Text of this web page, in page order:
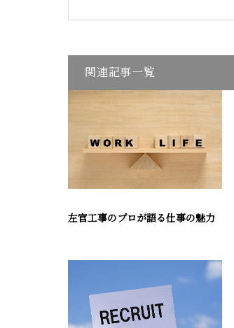
関連記事一覧
左官工事のプロが語る仕事の魅力